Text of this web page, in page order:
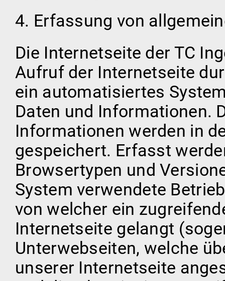
4. Erfassung von
Die Internetseite der TC
Aufruf der Internetseite
ein automatisiertes
Daten und Informationen.
Informationen werden in
gespeichert. Erfasst
Browsertypen und
System verwendete
von welcher ein
Internetseite gelangt
Unterwebseiten, welche
unserer Internetseite